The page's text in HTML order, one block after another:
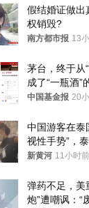
假结婚证做出
权销毁?
南方都市报 13
茅台，终于从
成了“一瓶酒”
中国基金报 20
中国游客在泰
视性手势”，
调查，对责任
新黄河 11小时前
弹药不足，美
炮”遭嘲讽：“